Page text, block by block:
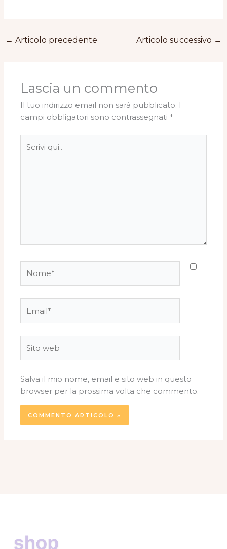
← Articolo precedente Articolo successivo →
Lascia un commento
Il tuo indirizzo email non sarà pubblicato. I
campi obbligatori sono contrassegnati *
qui..
web
Salva il mio nome, email e sito web in questo
browser per la prossima volta che commento.